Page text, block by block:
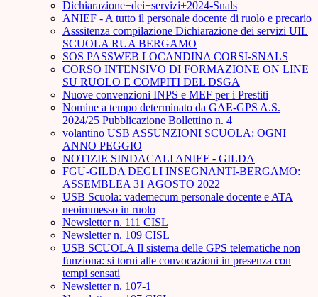
Dichiarazione+dei+servizi+2024-Snals
ANIEF - A tutto il personale docente di ruolo e precario
Asssitenza compilazione Dichiarazione dei servizi UIL
SCUOLA RUA BERGAMO
SOS PASSWEB LOCANDINA CORSI-SNALS
CORSO INTENSIVO DI FORMAZIONE ON LINE
SU RUOLO E COMPITI DEL DSGA
Nuove convenzioni INPS e MEF per i Prestiti
Nomine a tempo determinato da GAE-GPS A.S.
2024/25 Pubblicazione Bollettino n. 4
volantino USB ASSUNZIONI SCUOLA: OGNI
ANNO PEGGIO
NOTIZIE SINDACALI ANIEF - GILDA
FGU-GILDA DEGLI INSEGNANTI-BERGAMO:
ASSEMBLEA 31 AGOSTO 2022
USB Scuola: vademecum personale docente e ATA
neoimmesso in ruolo
Newsletter n. 111 CISL
Newsletter n. 109 CISL
USB SCUOLA Il sistema delle GPS telematiche non
funziona: si torni alle convocazioni in presenza con
tempi sensati
Newsletter n. 107-1